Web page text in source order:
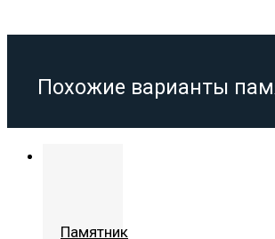
Похожие варианты
Памятник